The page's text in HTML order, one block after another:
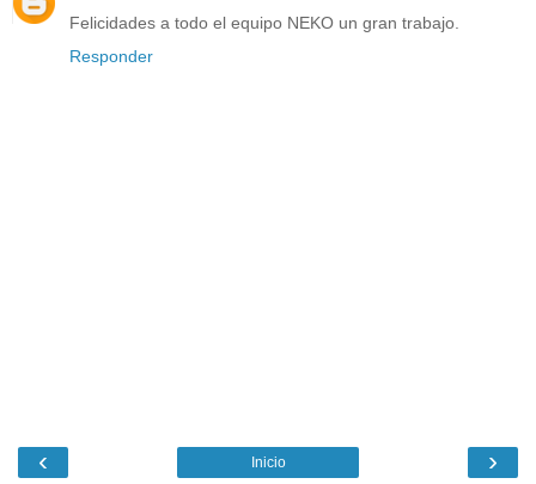
Felicidades a todo el equipo NEKO un gran trabajo.
Responder
‹ ›
Inicio